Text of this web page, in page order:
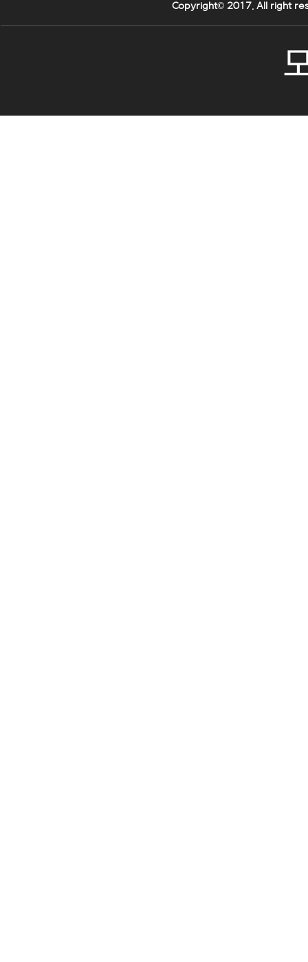
Copyright© 2017. All right